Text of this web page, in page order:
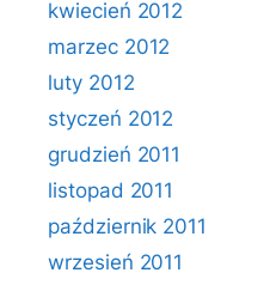
kwiecień 2012
marzec 2012
luty 2012
styczeń 2012
grudzień 2011
listopad 2011
październik 2011
wrzesień 2011